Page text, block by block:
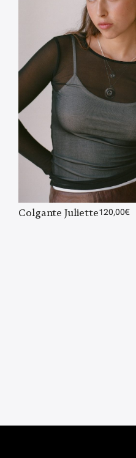
Colgante Juliette120,00€